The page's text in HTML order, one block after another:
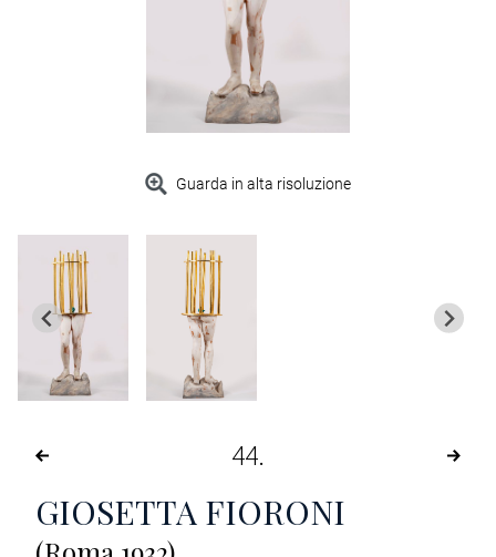
Guarda in alta risoluzione
44
GIOSETTA FIORONI